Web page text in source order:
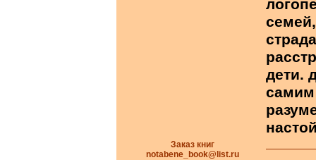
дети.
самим
Заказ книг
notabene_book@list.ru